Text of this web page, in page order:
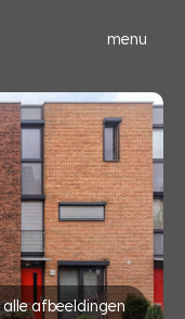
menu
alle afbeeldingen